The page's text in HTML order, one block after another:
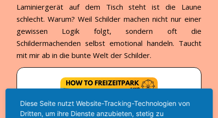
Laminiergerät auf dem Tisch steht ist die Laune
schlecht. Warum? Weil Schilder machen nicht nur einer
gewissen Logik folgt, sondern oft die
Schildermachenden selbst emotional handeln. Taucht
mit mir ab in die bunte Welt der Schilder.
Diese Seite nutzt Website-Tracking-Technologien von
Dritten, um ihre Dienste anzubieten, stetig zu